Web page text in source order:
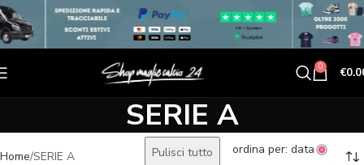
0 €
SERIE A
Home SERIE A Pulisci tutto ordina per: data